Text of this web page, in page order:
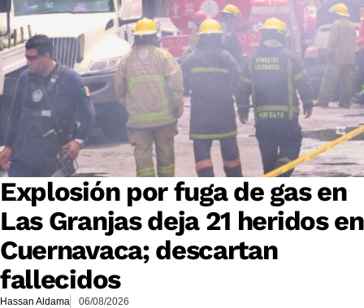
Explosión por fuga de gas en
Las Granjas deja 21 heridos en
Cuernavaca; descartan
fallecidos
Hassan Aldama 06/08/2026